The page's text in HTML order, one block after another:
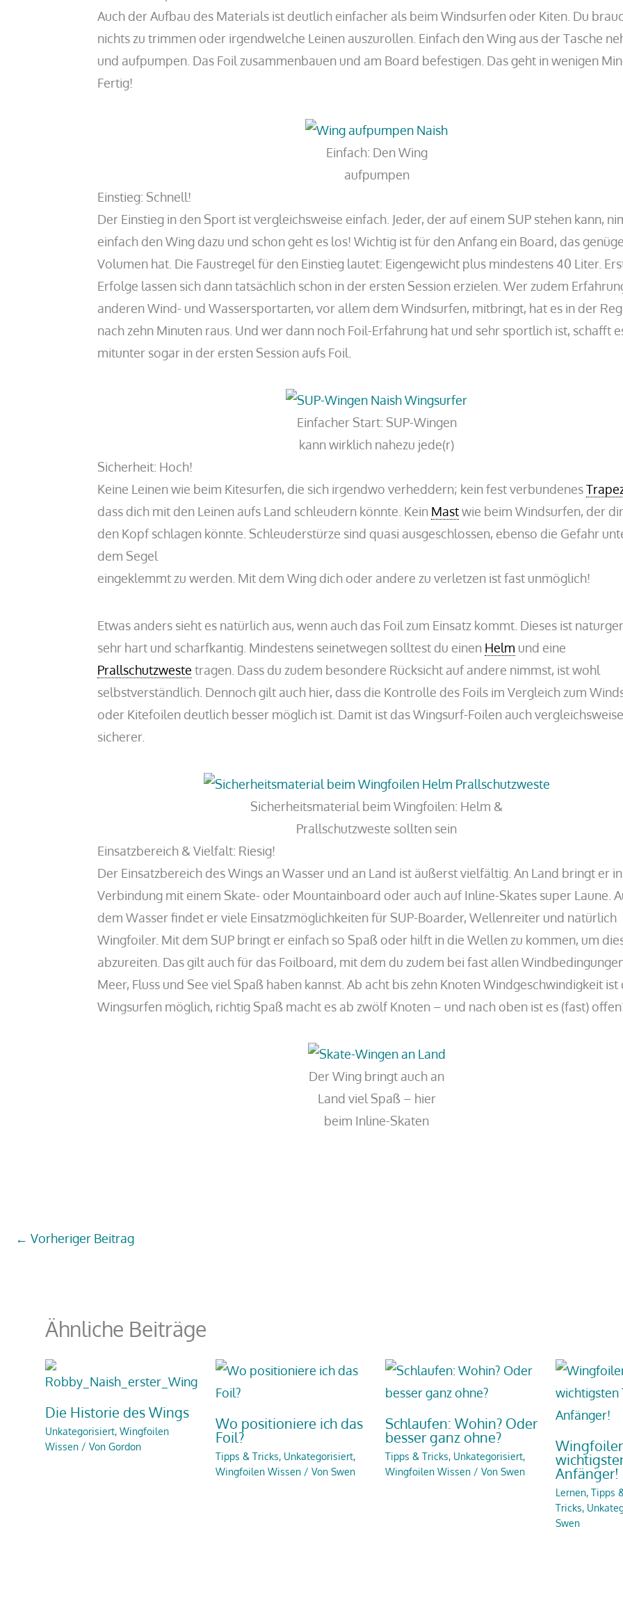
Auch der Aufbau des Materials ist deutlich einfacher als beim Windsurfen oder Kiten. Du
nichts zu trimmen oder irgendwelche Leinen auszurollen. Einfach den Wing aus der Tasche
und aufpumpen. Das Foil zusammenbauen und am Board befestigen. Das geht in wenigen
Fertig!
Einfach: Den Wing
aufpumpen
Einstieg: Schnell!
Der Einstieg in den Sport ist vergleichsweise einfach. Jeder, der auf einem SUP stehen kann,
einfach den Wing dazu und schon geht es los! Wichtig ist für den Anfang ein Board, das
Volumen hat. Die Faustregel für den Einstieg lautet: Eigengewicht plus mindestens 40 Liter.
Erfolge lassen sich dann tatsächlich schon in der ersten Session erzielen. Wer zudem
anderen Wind- und Wassersportarten, vor allem dem Windsurfen, mitbringt, hat es in der
nach zehn Minuten raus. Und wer dann noch Foil-Erfahrung hat und sehr sportlich ist, schafft
mitunter sogar in der ersten Session aufs Foil.
Einfacher Start: SUP-Wingen
kann wirklich nahezu jede(r)
Sicherheit: Hoch!
Keine Leinen wie beim Kitesurfen, die sich irgendwo verheddern; kein fest verbundenes
dass dich mit den Leinen aufs Land schleudern könnte. Kein Mastwie beim Windsurfen, der
den Kopf schlagen könnte. Schleuderstürze sind quasi ausgeschlossen, ebenso die Gefahr
dem Segel
eingeklemmt zu werden. Mit dem Wing dich oder andere zu verletzen ist fast unmöglich!
Etwas anders sieht es natürlich aus, wenn auch das Foil zum Einsatz kommt. Dieses ist
sehr hart und scharfkantig. Mindestens seinetwegen solltest du einen Helm und eine
Prallschutzweste tragen. Dass du zudem besondere Rücksicht auf andere nimmst, ist wohl
selbstverständlich. Dennoch gilt auch hier, dass die Kontrolle des Foils im Vergleich zum
oder Kitefoilen deutlich besser möglich ist. Damit ist das Wingsurf-Foilen auch vergleichsweise
sicherer.
Sicherheitsmaterial beim Wingfoilen: Helm &
Prallschutzweste sollten sein
Einsatzbereich & Vielfalt: Riesig!
Der Einsatzbereich des Wings an Wasser und an Land ist äußerst vielfältig. An Land bringt er in
Verbindung mit einem Skate- oder Mountainboard oder auch auf Inline-Skates super Laune.
dem Wasser findet er viele Einsatzmöglichkeiten für SUP-Boarder, Wellenreiter und natürlich
Wingfoiler. Mit dem SUP bringt er einfach so Spaß oder hilft in die Wellen zu kommen, um
abzureiten. Das gilt auch für das Foilboard, mit dem du zudem bei fast allen
Meer, Fluss und See viel Spaß haben kannst. Ab acht bis zehn Knoten Windgeschwindigkeit ist
Wingsurfen möglich, richtig Spaß macht es ab zwölf Knoten – und nach oben ist es (fast)
Der Wing bringt auch an
Land viel Spaß – hier
beim Inline-Skaten
← Vorheriger Beitrag
Ähnliche Beiträge
Die Historie des Wings
Unkategorisiert, Wingfoilen
Wissen / Von Gordon
Wo positioniere ich das
Foil?
Tipps & Tricks, Unkategorisiert,
Wingfoilen Wissen/ Von Swen
Schlaufen: Wohin? Oder
besser ganz ohne?
Tipps & Tricks, Unkategorisiert,
Wingfoilen Wissen / VonSwen Anfänger!
Lernen, Tipps
Tricks,
Swen